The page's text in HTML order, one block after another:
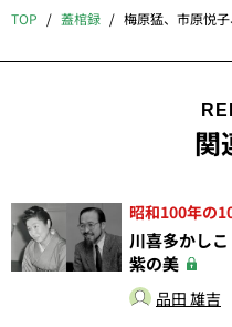
TOP 蓋棺録 梅原猛、市原悦子、兼高かお
関
昭和100年の
川喜多かし
紫の美
品田 雄吉